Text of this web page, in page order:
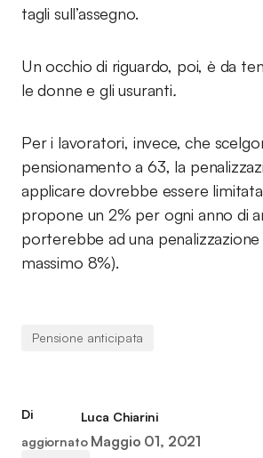
tagli sull’assegno.
Un occhio di riguardo, poi, è da
le donne e gli usuranti.
Per i lavoratori, invece, che
pensionamento a 63, la
applicare dovrebbe essere
propone un 2% per ogni anno di
porterebbe ad una
massimo 8%).
Pensione anticipata
Di
Luca Chiarini
aggiornato Maggio 01, 2021